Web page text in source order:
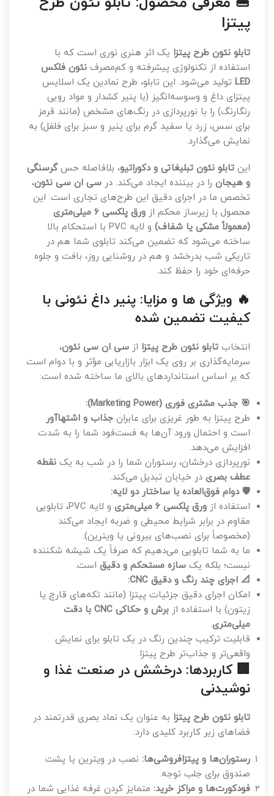
پیتزا
تابلو نئون طرح پیتزا یک اثر هنری نوری است که با
استفاده از تکنولوژی پیشرفته و کم‌مصرف نئون فلکس
LED تولید می‌شود. این تابلو، طرح نمادین یک اسلایس
پیتزای داغ و وسوسه‌انگیز (با پنیر کشدار و مواد رویی
رنگارنگ) را با نورپردازی در رنگ‌های مشخص (مانند قرمز
برای سس، زرد یا سفید گرم برای پنیر و سبز برای فلفل) به
نمایش می‌گذارد.
این تابلو نئون تبلیغاتی و دکوراتیو، بلافاصله حسگرسنگی
و هیجان را در بیننده ایجاد می‌کند. در سی ان سی نئون،
تخصص ما در اجرای دقیق این طرح‌های تجاری است. این
محصول با زیرساز محکم از
ورق پلکسی ۶ میلی‌متری
(معمولاً مشکی یا شفاف)
و لایه PVC با استحکام بالا
ساخته می‌شود که تضمین می‌کند تابلوی شما هم در
تاریکی شب بدرخشد و هم در روشنایی روز، بافت و جلوه
حرفه‌ای خود را حفظ کند.
🔥 ویژگی ها و مزایا: پنیر داغ نئونی با
کیفیت تضمین شده
انتخاب تابلو نئون طرح پیتزا از سی ان سی نئون،
سرمایه‌گذاری بر روی یک ابزار بازاریابی مؤثر و با دوام است
که بر اساس استانداردهای بالای ما ساخته شده است:
🎯 جذب مشتری فوری (Marketing Power):
طرح پیتزا به طور غریزی برای عابران جذاب و اشتهاآور
است و احتمال ورود آن‌ها به فست‌فود شما را به شدت
افزایش می‌دهد.
نورپردازی درخشان، رستوران شما را در شب به یک نقطه
عطف بصری در خیابان تبدیل می‌کند.
🛡️ دوام فوق‌العاده با ساختار دو لایه:
استفاده از ورق پلکسی ۶ میلی‌متری
و لایه PVC، تابلویی
مقاوم در برابر شرایط محیطی و ضربه ایجاد می‌کند
(مخصوصاً برای نصب‌های بیرونی یا ویترین).
ما به شما تابلویی می‌دهیم که صرفاً یک شیشه شکننده
نیست؛ بلکه یک سازه مستحکم و دقیق است.
📐 اجرای چند رنگ و دقیق CNC:
امکان اجرای دقیق جزئیات پیتزا (مانند تکه‌های قارچ یا
زیتون) با استفاده از
برش و حکاکی CNC با دقت
میلی‌متری.
قابلیت ترکیب چندین رنگ در یک تابلو برای نمایش
واقعی‌تر و جذاب‌تر طرح پیتزا.
🏢 کاربردها: درخشش در صنعت غذا و
نوشیدنی
تابلو نئون طرح پیتزا به عنوان یک نماد بصری قدرتمند در
فضاهای زیر کاربرد کلیدی دارد:
رستوران‌ها و پیتزافروشی‌ها: نصب در ویترین یا پشت
صندوق برای جلب توجه.
فودکورت‌ها و مراکز خرید: متمایز کردن غرفه غذایی شما در